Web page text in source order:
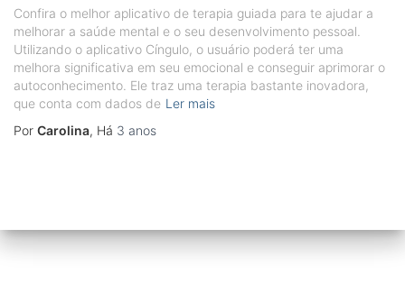
Confira o melhor aplicativo de terapia guiada para te ajudar a
melhorar a saúde mental e o seu desenvolvimento pessoal.
Utilizando o aplicativo Cíngulo, o usuário poderá ter uma
melhora significativa em seu emocional e conseguir aprimorar o
autoconhecimento. Ele traz uma terapia bastante inovadora,
que conta com dados de Ler mais
Por Carolina, Há 3 anos